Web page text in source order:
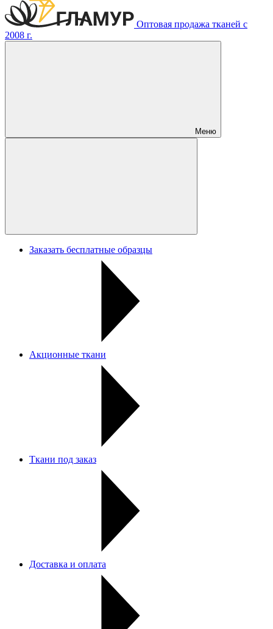
Оптовая продажа тканей с
2008 г.
Меню
Заказать бесплатные образцы
Акционные ткани
Ткани под заказ
Доставка и оплата